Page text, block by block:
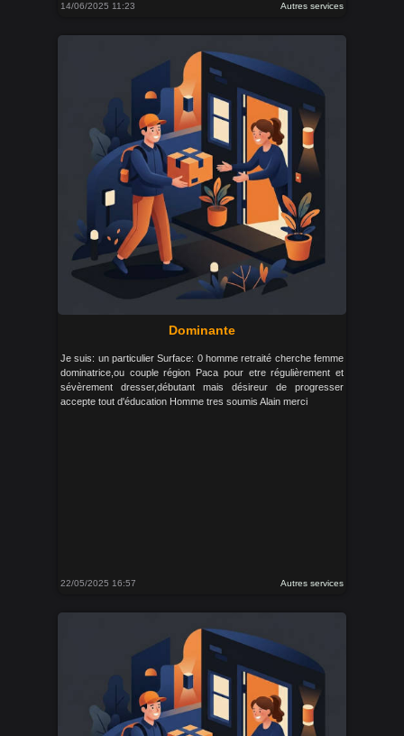
14/06/2025 11:23 Autres services
Dominante
Je suis: un particulier Surface: 0 homme retraité cherche femme
dominatrice,ou couple région Paca pour etre régulièrement et
sévèrement dresser,débutant mais désireur de progresser
accepte tout d'éducation Homme tres soumis Alain merci
22/05/2025 16:57 Autres services